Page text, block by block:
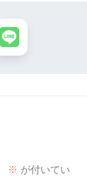
※ が付いてい